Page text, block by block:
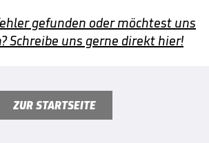
gefunden oder möchtest uns
Schreibe uns gerne direkt hier!
ZUR STARTSEITE